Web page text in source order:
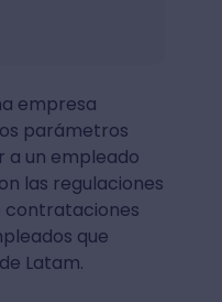
empresa
parámetros
a un empleado
las regulaciones
contrataciones
que
Latam.